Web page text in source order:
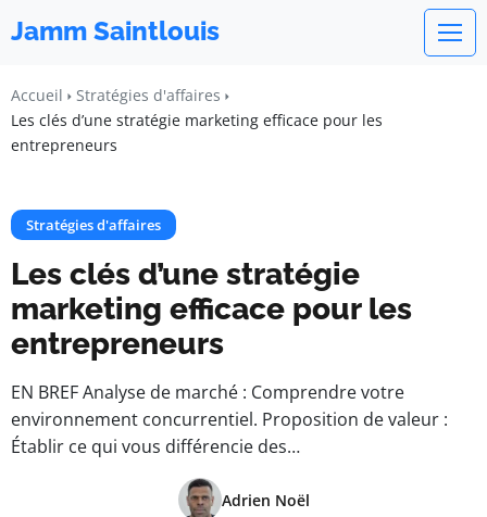
Jamm Saintlouis
Accueil
Stratégies d'affaires
Les clés d’une stratégie marketing efficace pour les
entrepreneurs
Stratégies d'affaires
Les clés d’une stratégie
marketing efficace pour les
entrepreneurs
EN BREF Analyse de marché : Comprendre votre
environnement concurrentiel. Proposition de valeur :
Établir ce qui vous différencie des…
Adrien Noël